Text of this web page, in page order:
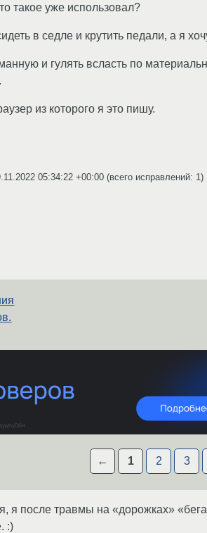
такое уже использовал?
в седле и крутить педали, а я
и гулять всласть по
из которого я это пишу.
05:34:22 +00:00 (всего исправлений: 1)
← 1 2 3
я после травмы на «дорожках»
:)